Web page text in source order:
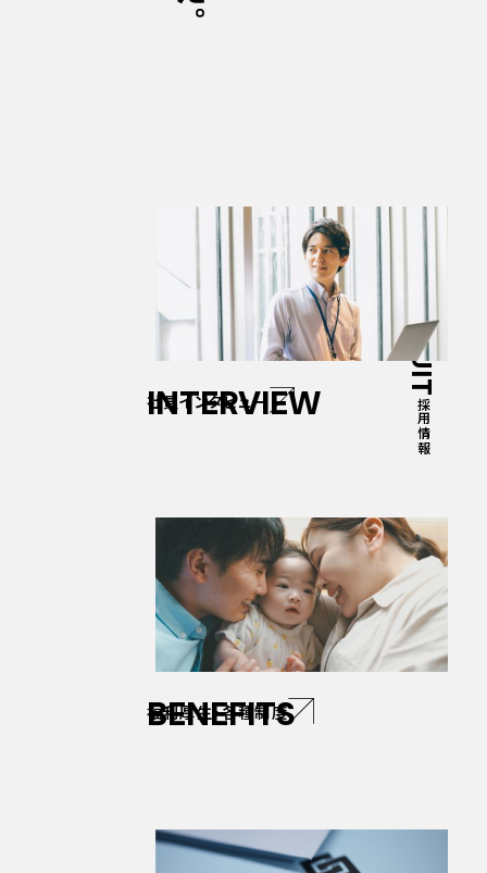
04
RECRUIT
採用情報
INTERVIEW
社員インタビュー
BENEFITS
福利厚生・各種制度